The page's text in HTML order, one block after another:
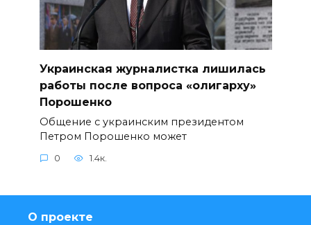
Украинская журналистка лишилась
работы после вопроса «олигарху»
Порошенко
Общение с украинским президентом
Петром Порошенко может
0 1.4к.
О проекте